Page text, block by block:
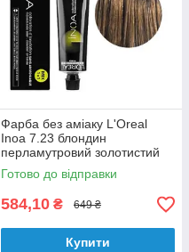
Фарба без аміаку L'Oreal
Inoa 7.23 блондин
перламутровий золотистий
60 мл
Готово до відправки
584,10 ₴ 649 ₴
Купити